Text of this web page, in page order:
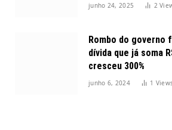
junho 24, 2025 2
Rombo do governo
dívida que já soma
cresceu 300%
junho 6, 2024 1